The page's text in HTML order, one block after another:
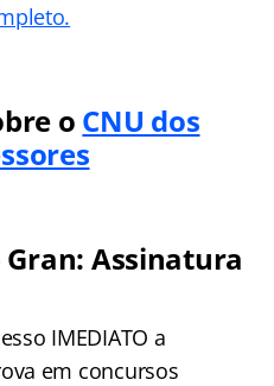
o CNU dos
Gran: Assinatura
IMEDIATO a
em concursos